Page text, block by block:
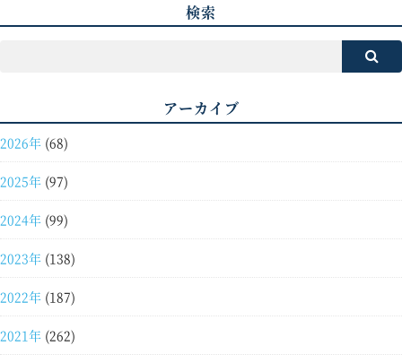
検索
アーカイブ
2026年 (68)
2025年 (97)
2024年 (99)
2023年 (138)
2022年 (187)
2021年 (262)